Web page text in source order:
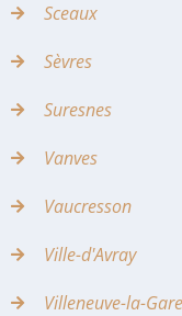
Sceaux
Sèvres
Suresnes
Vanves
Vaucresson
Ville-d'Avray
Villeneuve-la-